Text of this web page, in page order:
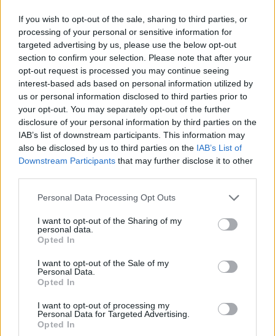
If you wish to opt-out of the sale, sharing to third parties, or
processing of your personal or sensitive information for
targeted advertising by us, please use the below opt-out
section to confirm your selection. Please note that after your
opt-out request is processed you may continue seeing
interest-based ads based on personal information utilized by
us or personal information disclosed to third parties prior to
your opt-out. You may separately opt-out of the further
disclosure of your personal information by third parties on the
IAB’s list of downstream participants. This information may
also be disclosed by us to third parties on the IAB’s List of
Downstream Participants that may further disclose it to other
Personal Data Processing Opt Outs
I want to opt-out of the Sharing of my
personal data.
Opted In
I want to opt-out of the Sale of my
Personal Data.
Opted In
I want to opt-out of processing my
Personal Data for Targeted Advertising.
Opted In
1
UUTISET
Leskeneläke ei kuulu kaikille –
ikärajasta
2